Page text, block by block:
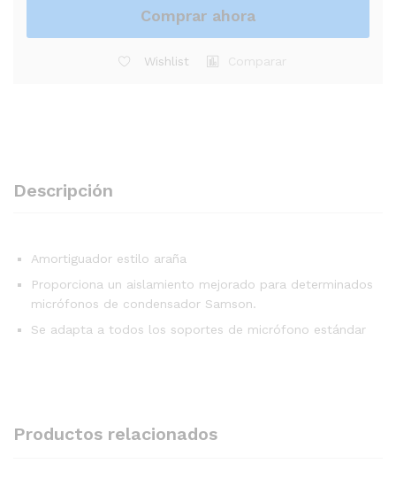
Comprar ahora
Wishlist Comparar
Descripción
Amortiguador estilo araña
Proporciona un aislamiento mejorado para determinados
micrófonos de condensador Samson.
Se adapta a todos los soportes de micrófono estándar
Productos relacionados